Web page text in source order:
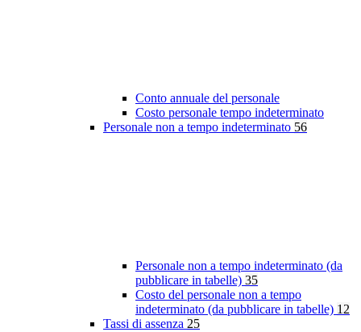
Conto annuale del personale
Costo personale tempo indeterminato
Personale non a tempo indeterminato 56
Personale non a tempo indeterminato (da
pubblicare in tabelle) 35
Costo del personale non a tempo
indeterminato (da pubblicare in tabelle) 12
Tassi di assenza 25